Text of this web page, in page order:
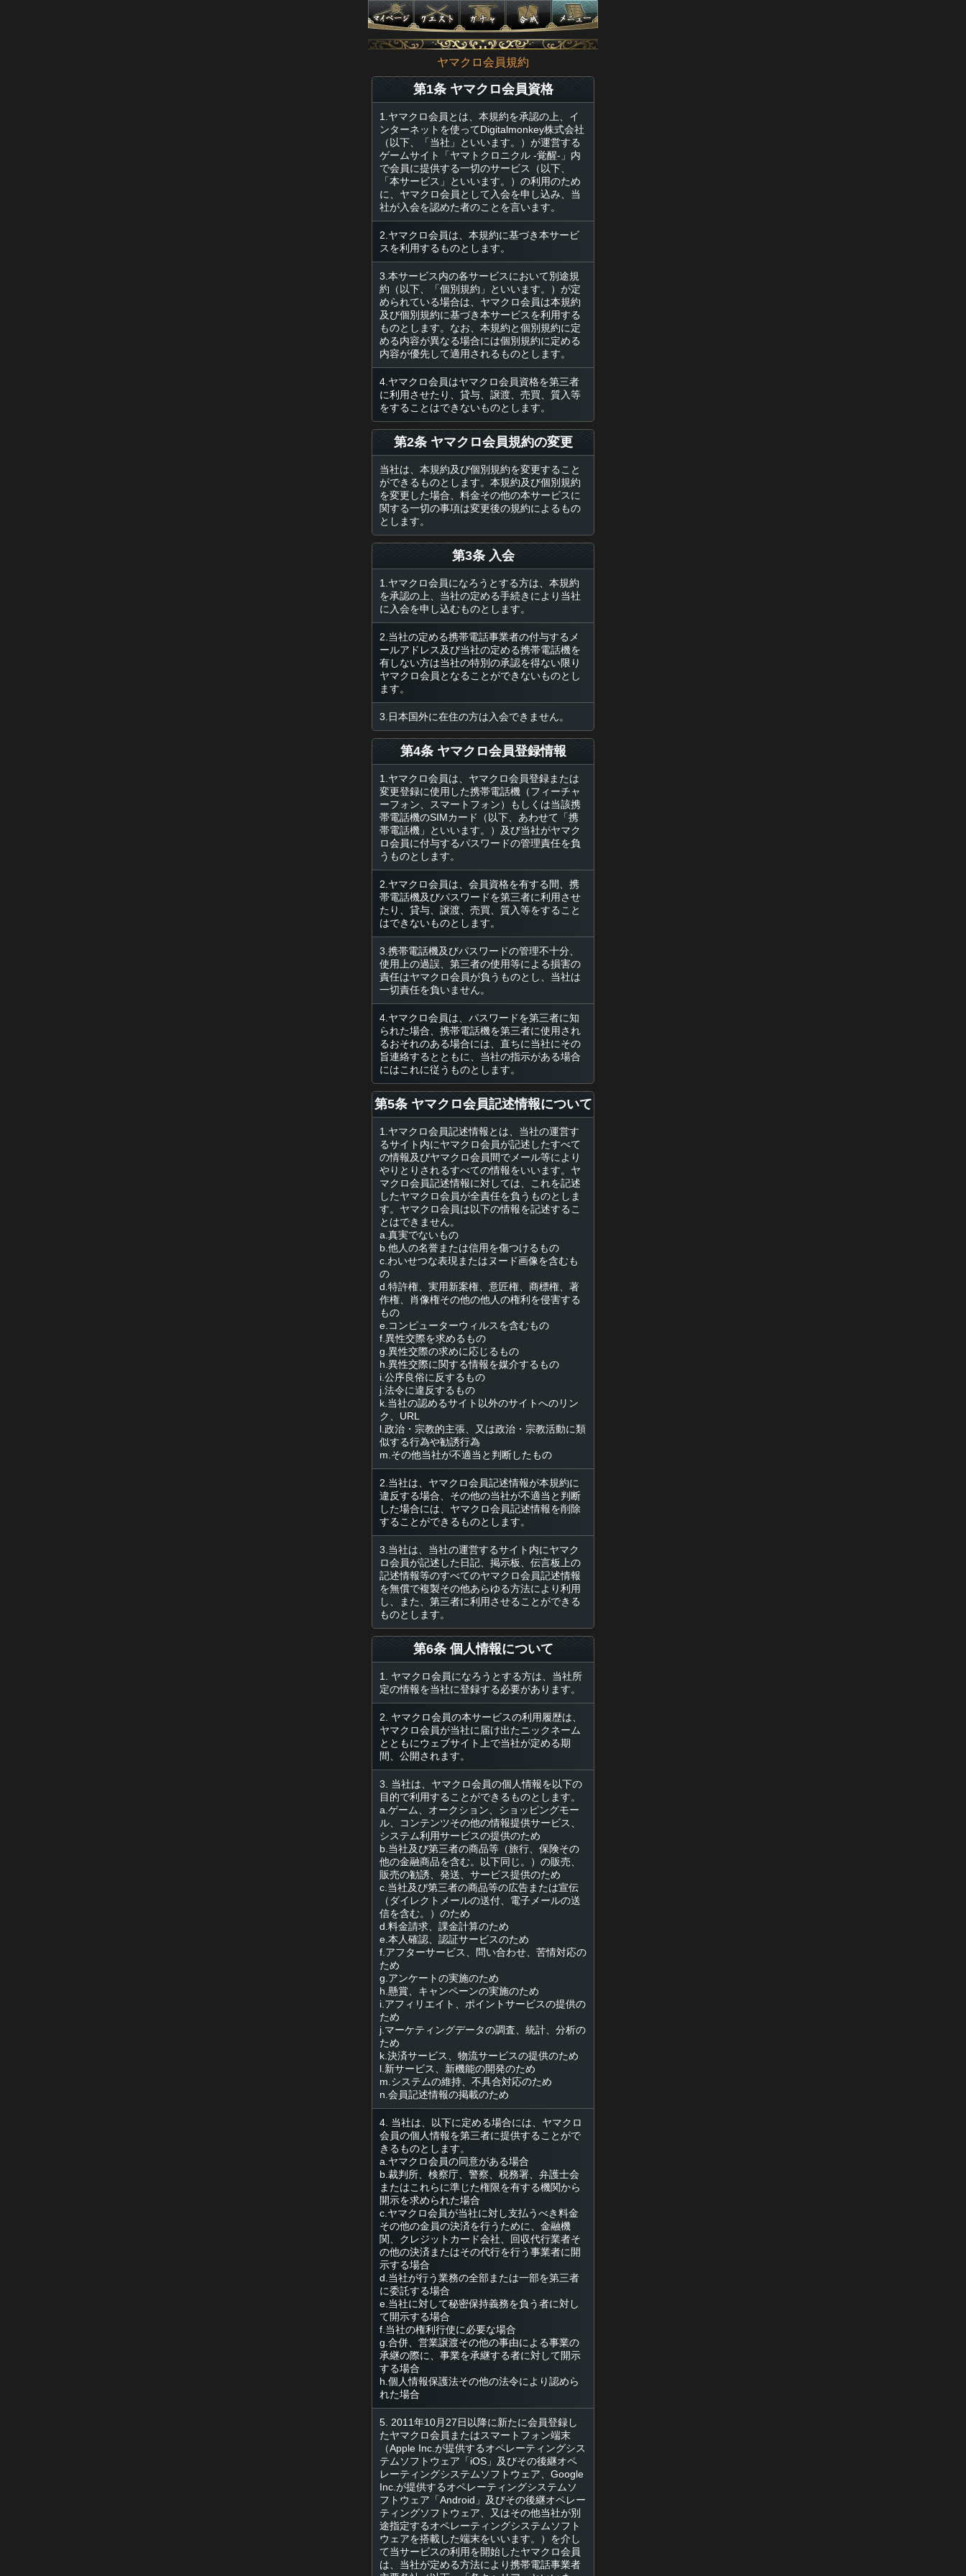
ヤマクロ会員規約
第1条 ヤマクロ会員資格
1.ヤマクロ会員とは、本規約を承認の上、イ
ンターネットを使ってDigitalmonkey株式会社
（以下、「当社」といいます。）が運営する
ゲームサイト「ヤマトクロニクル -覚醒-」内
で会員に提供する一切のサービス（以下、
「本サービス」といいます。）の利用のため
に、ヤマクロ会員として入会を申し込み、当
社が入会を認めた者のことを言います。
2.ヤマクロ会員は、本規約に基づき本サービ
スを利用するものとします。
3.本サービス内の各サービスにおいて別途規
約（以下、「個別規約」といいます。）が定
められている場合は、ヤマクロ会員は本規約
及び個別規約に基づき本サービスを利用する
ものとします。なお、本規約と個別規約に定
める内容が異なる場合には個別規約に定める
内容が優先して適用されるものとします。
4.ヤマクロ会員はヤマクロ会員資格を第三者
に利用させたり、貸与、譲渡、売買、質入等
をすることはできないものとします。
第2条 ヤマクロ会員規約の変更
当社は、本規約及び個別規約を変更すること
ができるものとします。本規約及び個別規約
を変更した場合、料金その他の本サービスに
関する一切の事項は変更後の規約によるもの
とします。
第3条 入会
1.ヤマクロ会員になろうとする方は、本規約
を承認の上、当社の定める手続きにより当社
に入会を申し込むものとします。
2.当社の定める携帯電話事業者の付与するメ
ールアドレス及び当社の定める携帯電話機を
有しない方は当社の特別の承認を得ない限り
ヤマクロ会員となることができないものとし
ます。
3.日本国外に在住の方は入会できません。
第4条 ヤマクロ会員登録情報
1.ヤマクロ会員は、ヤマクロ会員登録または
変更登録に使用した携帯電話機（フィーチャ
ーフォン、スマートフォン）もしくは当該携
帯電話機のSIMカード（以下、あわせて「携
帯電話機」といいます。）及び当社がヤマク
ロ会員に付与するパスワードの管理責任を負
うものとします。
2.ヤマクロ会員は、会員資格を有する間、携
帯電話機及びパスワードを第三者に利用させ
たり、貸与、譲渡、売買、質入等をすること
はできないものとします。
3.携帯電話機及びパスワードの管理不十分、
使用上の過誤、第三者の使用等による損害の
責任はヤマクロ会員が負うものとし、当社は
一切責任を負いません。
4.ヤマクロ会員は、パスワードを第三者に知
られた場合、携帯電話機を第三者に使用され
るおそれのある場合には、直ちに当社にその
旨連絡するとともに、当社の指示がある場合
にはこれに従うものとします。
第5条 ヤマクロ会員記述情報について
1.ヤマクロ会員記述情報とは、当社の運営す
るサイト内にヤマクロ会員が記述したすべて
の情報及びヤマクロ会員間でメール等により
やりとりされるすべての情報をいいます。ヤ
マクロ会員記述情報に対しては、これを記述
したヤマクロ会員が全責任を負うものとしま
す。ヤマクロ会員は以下の情報を記述するこ
とはできません。
a.真実でないもの
b.他人の名誉または信用を傷つけるもの
c.わいせつな表現またはヌード画像を含むも
の
d.特許権、実用新案権、意匠権、商標権、著
作権、肖像権その他の他人の権利を侵害する
もの
e.コンピューターウィルスを含むもの
f.異性交際を求めるもの
g.異性交際の求めに応じるもの
h.異性交際に関する情報を媒介するもの
i.公序良俗に反するもの
j.法令に違反するもの
k.当社の認めるサイト以外のサイトへのリン
ク、URL
l.政治・宗教的主張、又は政治・宗教活動に類
似する行為や勧誘行為
m.その他当社が不適当と判断したもの
2.当社は、ヤマクロ会員記述情報が本規約に
違反する場合、その他の当社が不適当と判断
した場合には、ヤマクロ会員記述情報を削除
することができるものとします。
3.当社は、当社の運営するサイト内にヤマク
ロ会員が記述した日記、掲示板、伝言板上の
記述情報等のすべてのヤマクロ会員記述情報
を無償で複製その他あらゆる方法により利用
し、また、第三者に利用させることができる
ものとします。
第6条 個人情報について
1. ヤマクロ会員になろうとする方は、当社所
定の情報を当社に登録する必要があります。
2. ヤマクロ会員の本サービスの利用履歴は、
ヤマクロ会員が当社に届け出たニックネーム
とともにウェブサイト上で当社が定める期
間、公開されます。
3. 当社は、ヤマクロ会員の個人情報を以下の
目的で利用することができるものとします。
a.ゲーム、オークション、ショッピングモー
ル、コンテンツその他の情報提供サービス、
システム利用サービスの提供のため
b.当社及び第三者の商品等（旅行、保険その
他の金融商品を含む。以下同じ。）の販売、
販売の勧誘、発送、サービス提供のため
c.当社及び第三者の商品等の広告または宣伝
（ダイレクトメールの送付、電子メールの送
信を含む。）のため
d.料金請求、課金計算のため
e.本人確認、認証サービスのため
f.アフターサービス、問い合わせ、苦情対応の
ため
g.アンケートの実施のため
h.懸賞、キャンペーンの実施のため
i.アフィリエイト、ポイントサービスの提供の
ため
j.マーケティングデータの調査、統計、分析の
ため
k.決済サービス、物流サービスの提供のため
l.新サービス、新機能の開発のため
m.システムの維持、不具合対応のため
n.会員記述情報の掲載のため
4. 当社は、以下に定める場合には、ヤマクロ
会員の個人情報を第三者に提供することがで
きるものとします。
a.ヤマクロ会員の同意がある場合
b.裁判所、検察庁、警察、税務署、弁護士会
またはこれらに準じた権限を有する機関から
開示を求められた場合
c.ヤマクロ会員が当社に対し支払うべき料金
その他の金員の決済を行うために、金融機
関、クレジットカード会社、回収代行業者そ
の他の決済またはその代行を行う事業者に開
示する場合
d.当社が行う業務の全部または一部を第三者
に委託する場合
e.当社に対して秘密保持義務を負う者に対し
て開示する場合
f.当社の権利行使に必要な場合
g.合併、営業譲渡その他の事由による事業の
承継の際に、事業を承継する者に対して開示
する場合
h.個人情報保護法その他の法令により認めら
れた場合
5. 2011年10月27日以降に新たに会員登録し
たヤマクロ会員またはスマートフォン端末
（Apple Inc.が提供するオペレーティングシス
テムソフトウェア「iOS」及びその後継オペ
レーティングシステムソフトウェア、Google
Inc.が提供するオペレーティングシステムソ
フトウェア「Android」及びその後継オペレー
ティングソフトウェア、又はその他当社が別
途指定するオペレーティングシステムソフト
ウェアを搭載した端末をいいます。）を介し
て当サービスの利用を開始したヤマクロ会員
は、当社が定める方法により携帯電話事業者